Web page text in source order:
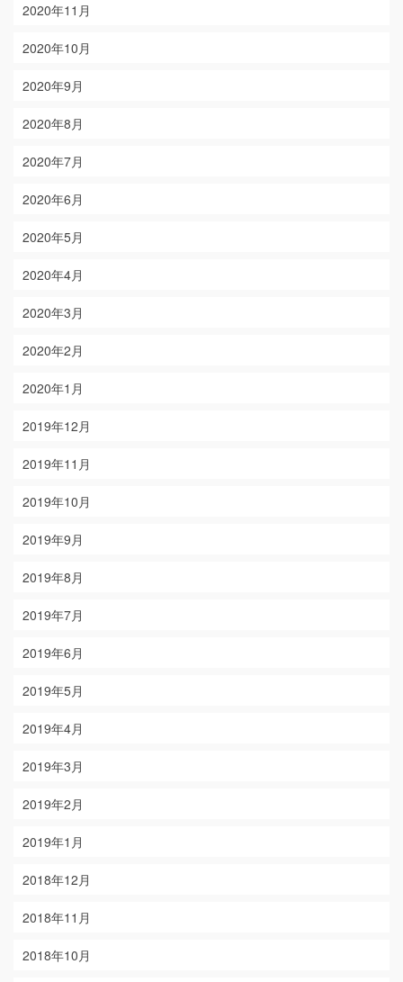
2020年11月
2020年10月
2020年9月
2020年8月
2020年7月
2020年6月
2020年5月
2020年4月
2020年3月
2020年2月
2020年1月
2019年12月
2019年11月
2019年10月
2019年9月
2019年8月
2019年7月
2019年6月
2019年5月
2019年4月
2019年3月
2019年2月
2019年1月
2018年12月
2018年11月
2018年10月